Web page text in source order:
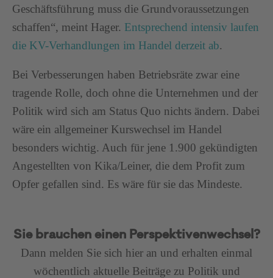
Geschäftsführung muss die Grundvoraussetzungen
schaffen“, meint Hager. Entsprechend intensiv laufen
die KV-Verhandlungen im Handel derzeit ab.
Bei Verbesserungen haben Betriebsräte zwar eine
tragende Rolle, doch ohne die Unternehmen und der
Politik wird sich am Status Quo nichts ändern. Dabei
wäre ein allgemeiner Kurswechsel im Handel
besonders wichtig. Auch für jene 1.900 gekündigten
Angestellten von Kika/Leiner, die dem Profit zum
Opfer gefallen sind. Es wäre für sie das Mindeste.
Sie brauchen einen Perspektivenwechsel?
Dann melden Sie sich hier an und erhalten einmal
wöchentlich aktuelle Beiträge zu Politik und